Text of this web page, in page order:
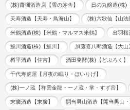
(株)齋彌酒造店【雪の茅舎】 日の丸醸造(株)
天寿酒造【天寿・鳥海山】 (株)六歌仙【山法
米鶴酒造(株)【米鶴・マルマス米鶴】 出羽桜
鯉川酒造(株)【鯉川】 加藤喜八郎酒造【大山
樽平酒造【住吉】 酒田発酵(株)【どぶろく】
千代寿虎屋【月夜の眠り・ほいりげ】
(株)一ノ蔵【祥雲金龍・一ノ蔵・掌・すず音】
末廣酒造【末廣】 開当男山酒造【開当男山・